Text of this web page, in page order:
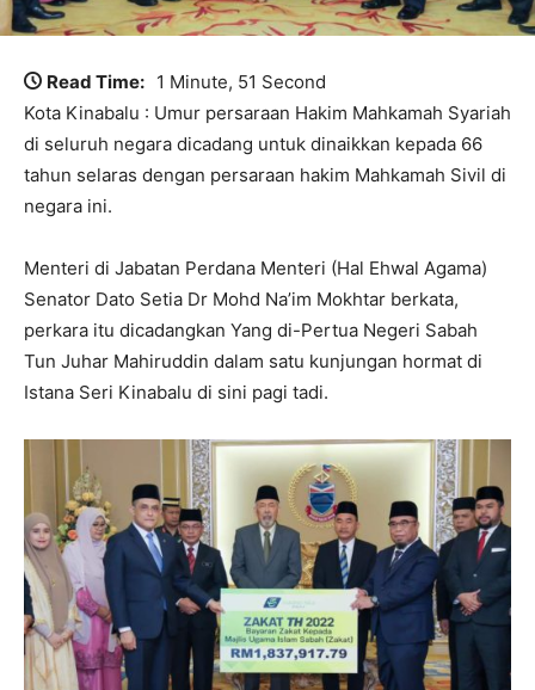
Read Time: 1 Minute, 51 Second
Kota Kinabalu : Umur persaraan Hakim Mahkamah Syariah
di seluruh negara dicadang untuk dinaikkan kepada 66
tahun selaras dengan persaraan hakim Mahkamah Sivil di
negara ini.
Menteri di Jabatan Perdana Menteri (Hal Ehwal Agama)
Senator Dato Setia Dr Mohd Na’im Mokhtar berkata,
perkara itu dicadangkan Yang di-Pertua Negeri Sabah
Tun Juhar Mahiruddin dalam satu kunjungan hormat di
Istana Seri Kinabalu di sini pagi tadi.